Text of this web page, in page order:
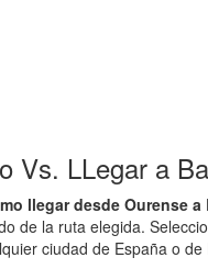
Vs. LLegar a
llegar desde Ourense a
de la ruta elegida.
ciudad de España o de